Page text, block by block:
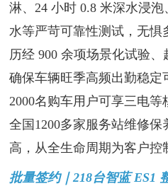
淋、24 小时 0.8 米深水浸
水等严苛可靠性测试，无
历经 900 余项场景化试验、
确保车辆旺季高频出勤稳定
2000名购车用户可享三电等
全国1200多家服务站维修
高，从全生命周期为客户控
批量签约｜218台智蓝 ES1